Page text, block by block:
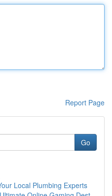
Report Page
Go
Local Plumbing Experts